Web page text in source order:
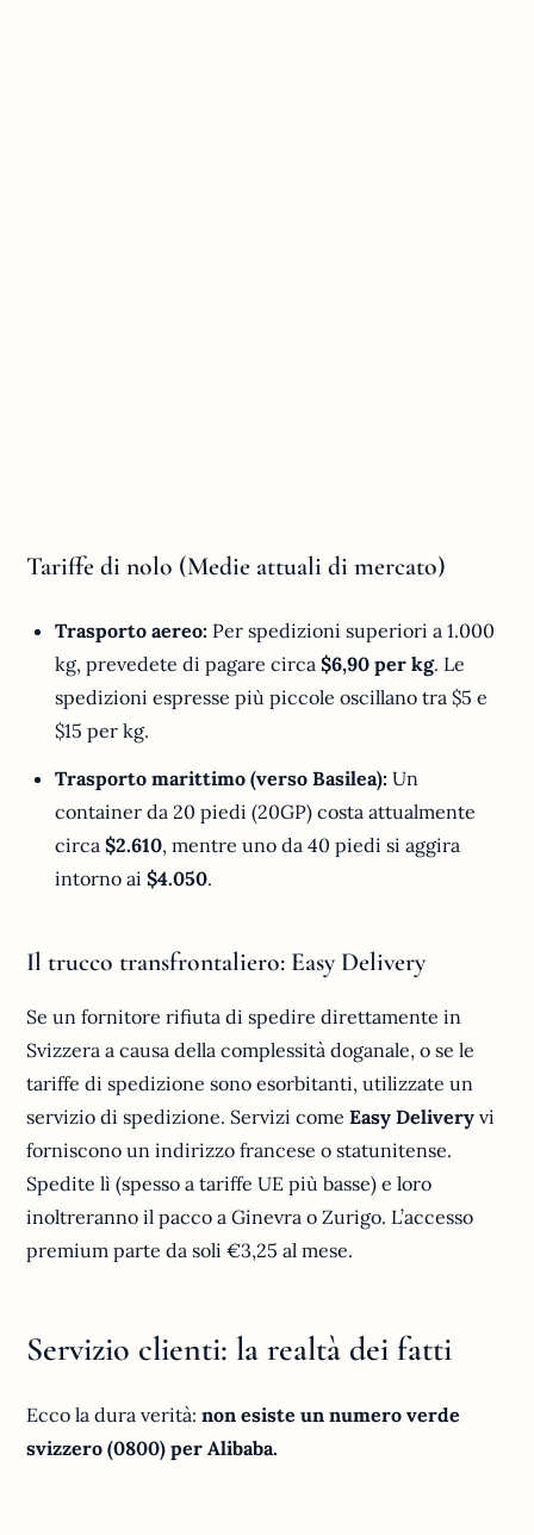
Tariffe di nolo (Medie attuali di mercato)
Trasporto aereo: Per spedizioni superiori a 1.000
kg, prevedete di pagare circa$6,90 per kg. Le
spedizioni espresse più piccole oscillano tra $5 e
$15 per kg.
Trasporto marittimo (verso Basilea): Un
container da 20 piedi (20GP) costa attualmente
circa$2.610, mentre uno da 40 piedi si aggira
intorno ai$4.050.
Il trucco transfrontaliero: Easy Delivery
Se un fornitore rifiuta di spedire direttamente in
Svizzera a causa della complessità doganale, o se le
tariffe di spedizione sono esorbitanti, utilizzate un
servizio di spedizione. Servizi comeEasy Delivery vi
forniscono un indirizzo francese o statunitense.
Spedite lì (spesso a tariffe UE più basse) e loro
inoltreranno il pacco a Ginevra o Zurigo. L’accesso
premium parte da soli €3,25 al mese.
Servizio clienti: la realtà dei fatti
Ecco la dura verità:non esiste un numero verde
svizzero (0800) per Alibaba.